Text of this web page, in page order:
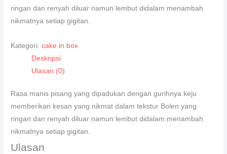
ringan dan renyah diluar namun lembut didalam menambah
nikmatnya setiap gigitan.
Kategori:cake in box
Deskripsi
Ulasan (0)
Rasa manis pisang yang dipadukan dengan gurihnya keju
memberikan kesan yang nikmat dalam tekstur Bolen yang
ringan dan renyah diluar namun lembut didalam menambah
nikmatnya setiap gigitan.
Ulasan